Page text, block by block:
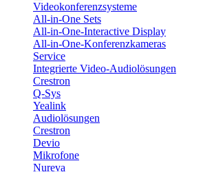
Videokonferenzsysteme
All-in-One Sets
All-in-One-Interactive Display
All-in-One-Konferenzkameras
Service
Integrierte Video-Audiolösungen
Crestron
Q-Sys
Yealink
Audiolösungen
Crestron
Devio
Mikrofone
Nureva